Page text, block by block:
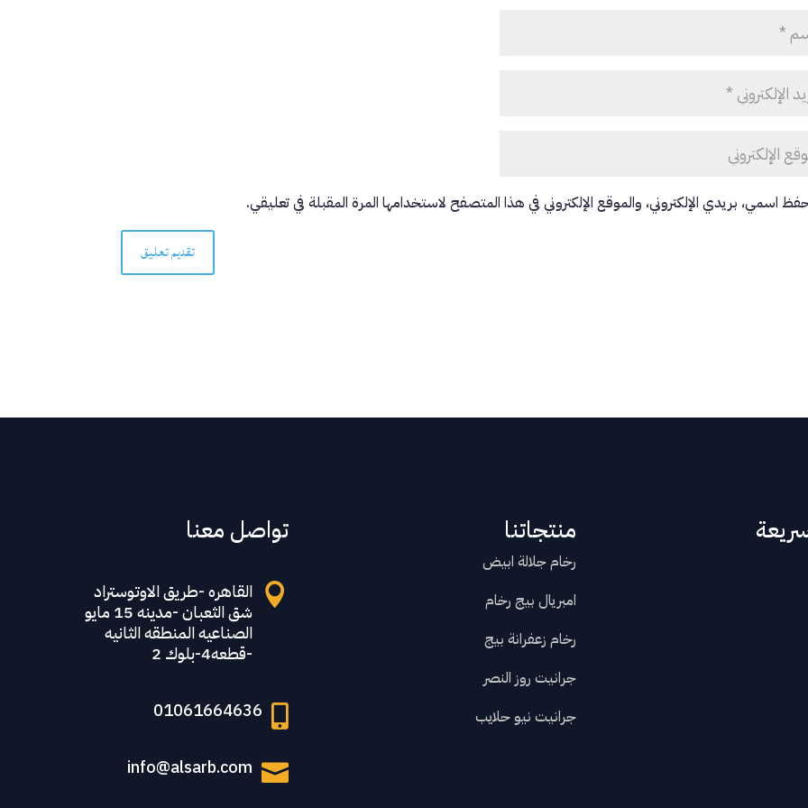
اسمي، بريدي الإلكتروني، والموقع الإلكتروني في هذا المتصفح لاستخدامها المرة المقبلة في تعليقي.
تواصل معنا
 القاهره -طريق الاوتوستراد
شق الثعبان -مدينه 15 مايو
الصناعيه المنطقه الثانيه
-قطعه4-بلوك 2

01061664636

info@alsarb.com
منتجاتنا
رخام جلالة ابيض
امبريال بيج رخام
رخام زعفرانة بيج
جرانيت روز النصر
جرانيت نيو حلايب